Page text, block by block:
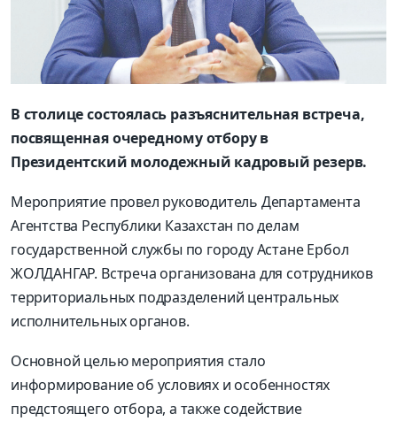
В столице состоялась разъяснительная встреча,
посвященная очередному отбору в
Президентский молодежный кадровый резерв.
Мероприятие провел руководитель Департамента
Агентства Республики Казахстан по делам
государственной службы по городу Астане Ербол
ЖОЛДАНГАР. Встреча организована для сотрудников
территориальных подразделений центральных
исполнительных органов.
Основной целью мероприятия стало
информирование об условиях и особенностях
предстоящего отбора, а также содействие